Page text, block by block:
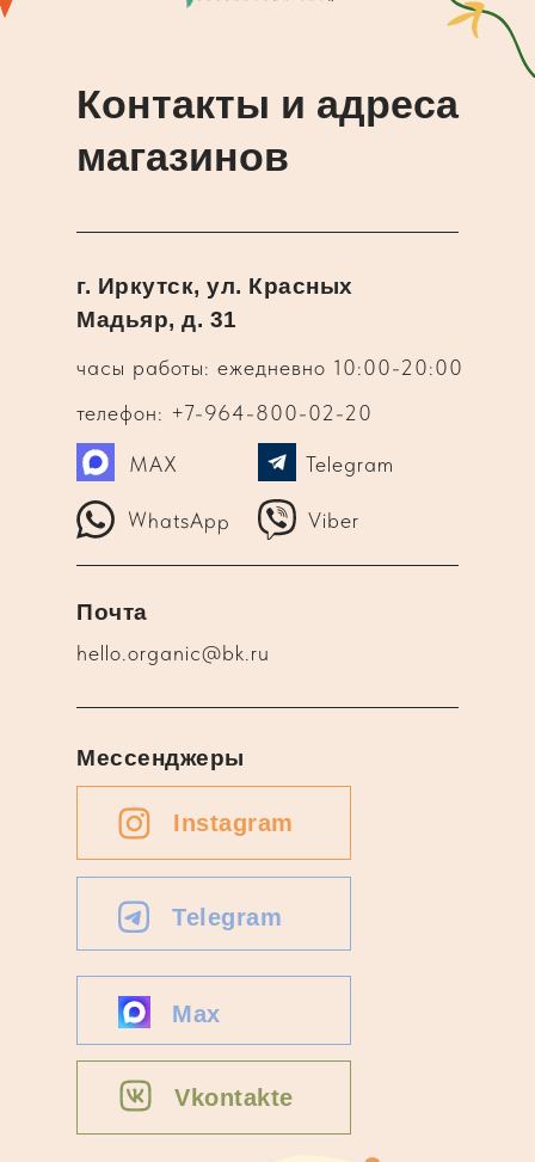
Контакты и адреса
магазинов
часы работы: ежедневно 10:00-20:00
г. Иркутск, ул. Красных
Мадьяр, д. 31
телефон: +7-964-800-02-20
WhatsApp Viber
Telegram
MAX
hello.organic@bk.ru
Почта
Instagram
Telegram
Max
Vkontakte
Мессенджеры